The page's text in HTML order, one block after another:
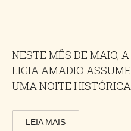
NESTE MÊS DE MAIO,
LIGIA AMADIO
UMA NOITE HISTÓRICA
LEIA MAIS